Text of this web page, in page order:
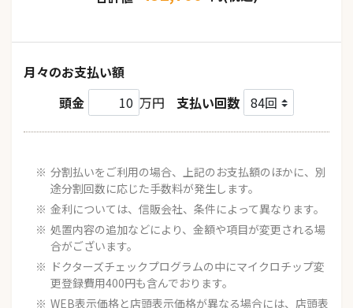
月々のお支払い額
頭金
万円 支払い回数
分割払いをご利用の場合、上記のお支払額のほかに、別
途分割回数に応じた手数料が発生します。
金利については、信販会社、条件によって異なります。
処置内容の追加などにより、金額や項目が変更される場
合がございます。
ドクターズチェックプログラムの中にマイクロチップ変
更登録費用400円も含んでおります。
WEB表示価格と店頭表示価格が異なる場合には、店頭表